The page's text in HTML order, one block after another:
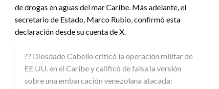
de drogas en aguas del mar Caribe. Más adelante, el
secretario de Estado, Marco Rubio, confirmó esta
declaración desde su cuenta de X.
?? Diosdado Cabello criticó la operación militar de
EE.UU. en el Caribe y calificó de falsa la versión
sobre una embarcación venezolana atacada: